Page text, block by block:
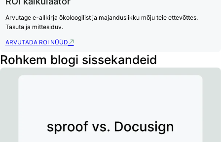
Arvutage e-allkirja ökoloogilist ja majanduslikku mõju teie ettevõttes.
Tasuta ja mittesiduv.
ARVUTADA ROI NÜÜD
Rohkem blogi sissekandeid